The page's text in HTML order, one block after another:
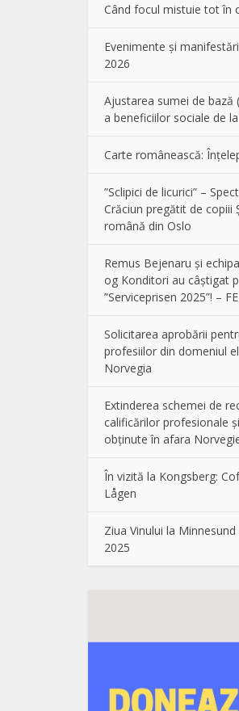
Când focul mistuie tot în
Evenimente și
2026
Ajustarea sumei de bază
a beneficiilor sociale de
Carte românească:
”Sclipici de licurici” –
Crăciun pregătit de copiii
română din Oslo
Remus Bejenaru și
og Konditori au câștigat
”Serviceprisen 2025”! –
Solicitarea aprobării
profesiilor din domeniul
Norvegia
Extinderea schemei de
calificărilor profesionale
obținute în afara
În vizită la Kongsberg:
Lågen
Ziua Vinului la
2025